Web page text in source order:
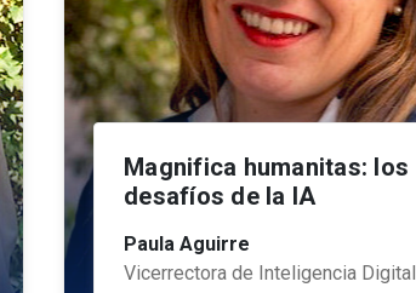
Magnifica humanitas: los
desafíos de la IA
Paula Aguirre
Vicerrectora de Inteligencia Digital